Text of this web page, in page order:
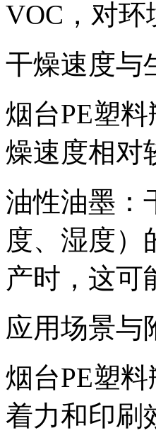
VOC，对
干燥速度与
烟台PE塑
燥速度相对
油性油墨：
度、湿度）
产时，这可
应用场景与
烟台PE塑
着力和印刷